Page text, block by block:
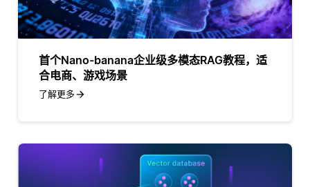
首个Nano-banana企业级多模态RAG教程，适
合电商、游戏场景
了解更多